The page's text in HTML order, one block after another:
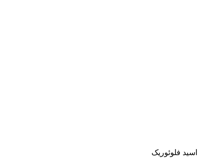
اسید فلوئوریک